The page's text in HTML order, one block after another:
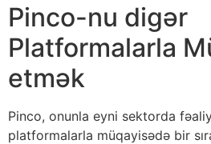
Pinco-nu digər
Platformalarla
etmək
Pinco, onunla eyni sektorda
platformalarla müqayisədə bir